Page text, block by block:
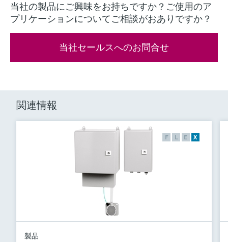
当社の製品にご興味をお持ちですか？ご使用のア
プリケーションについてご相談がおありですか？
当社セールスへのお問合せ
関連情報
F L E X
製品